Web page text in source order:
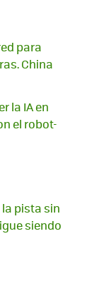
para
China
la IA en
el robot-
pista sin
siendo